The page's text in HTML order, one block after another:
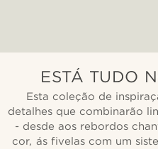
ESTÁ TUDO
Esta coleção de
detalhes que combinarão
- desde aos rebordos
cor, ás fivelas com um